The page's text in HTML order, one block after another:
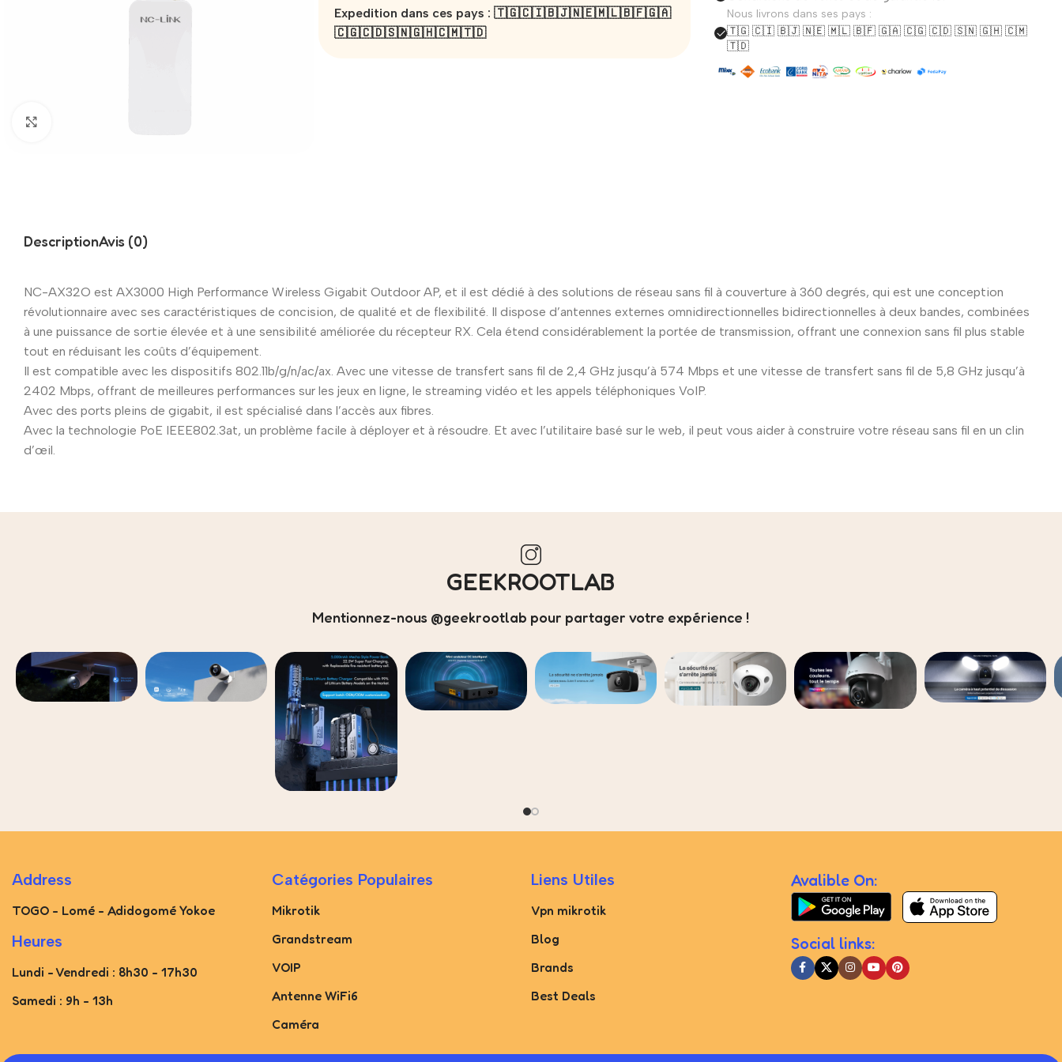
Expedition dans ces pays : 🇹🇬🇨🇮🇧🇯🇳🇪🇲🇱🇧🇫🇬🇦
🇨🇬🇨🇩🇸🇳🇬🇭🇨🇲🇹🇩
Nous livrons dans ses pays :
🇹🇬 🇨🇮 🇧🇯 🇳🇪 🇲🇱 🇧🇫 🇬🇦 🇨🇬 🇨🇩 🇸🇳 🇬🇭 🇨🇲
🇹🇩
DescriptionAvis (0)
NC-AX32O est AX3000 High Performance Wireless Gigabit Outdoor AP, et il est dédié à des solutions de réseau sans fil à couverture à 360 degrés, qui est une conception
révolutionnaire avec ses caractéristiques de concision, de qualité et de flexibilité. Il dispose d’antennes externes omnidirectionnelles bidirectionnelles à deux bandes, combinées
à une puissance de sortie élevée et à une sensibilité améliorée du récepteur RX. Cela étend considérablement la portée de transmission, offrant une connexion sans fil plus stable
tout en réduisant les coûts d’équipement.
Il est compatible avec les dispositifs 802.11b/g/n/ac/ax. Avec une vitesse de transfert sans fil de 2,4 GHz jusqu’à 574 Mbps et une vitesse de transfert sans fil de 5,8 GHz jusqu’à
2402 Mbps, offrant de meilleures performances sur les jeux en ligne, le streaming vidéo et les appels téléphoniques VoIP.
Avec des ports pleins de gigabit, il est spécialisé dans l’accès aux fibres.
Avec la technologie PoE IEEE802.3at, un problème facile à déployer et à résoudre. Et avec l’utilitaire basé sur le web, il peut vous aider à construire votre réseau sans fil en un clin
d’œil.
GEEKROOTLAB
Mentionnez-nous @geekrootlab pour partager votre expérience !
Address
TOGO - Lomé - Adidogomé Yokoe
Heures
Lundi - Vendredi : 8h30 - 17h30
Samedi : 9h - 13h
Catégories Populaires
Mikrotik
Grandstream
VOIP
Antenne WiFi6
Caméra
Liens Utiles
Vpn mikrotik
Blog
Brands
Best Deals
Avalible On:
Social links: